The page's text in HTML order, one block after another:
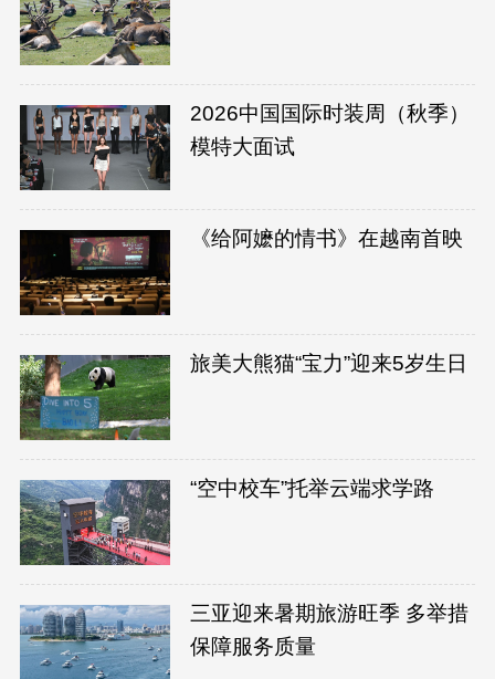
2026中国国际时装周（秋季）
模特大面试
《给阿嬷的情书》在越南首映
旅美大熊猫“宝力”迎来5岁生日
“空中校车”托举云端求学路
三亚迎来暑期旅游旺季 多举措
保障服务质量